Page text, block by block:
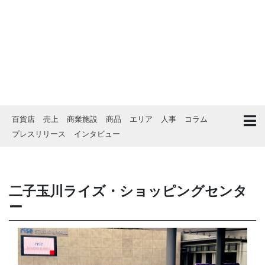
百貨店 売上 商業施設 商品 エリア 人事
コラム
プレスリリース
インタビュー
二子玉川ライズ・ショッピングセンタ
ー